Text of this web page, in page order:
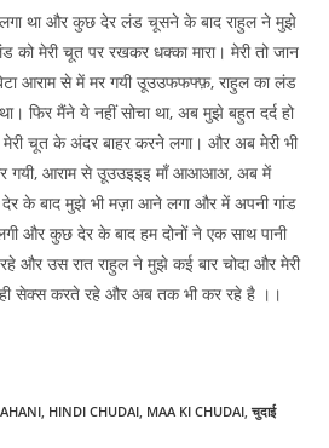
था और कुछ देर लंड चूसने के बाद राहुल ने मुझे
को मेरी चूत पर रखकर धक्का मारा। मेरी तो जान
आराम से में मर गयी उूउउफफफ्फ़, राहुल का लंड
फिर मैंने ये नहीं सोचा था, अब मुझे बहुत दर्द हो
चूत के अंदर बाहर करने लगा। और अब मेरी भी
गयी, आराम से उूउउइइइ माँ आआआअ, अब में
के बाद मुझे भी मज़ा आने लगा और में अपनी गांड
और कुछ देर के बाद हम दोनों ने एक साथ पानी
और उस रात राहुल ने मुझे कई बार चोदा और मेरी
ही सेक्स करते रहे और अब तक भी कर रहे है ।।
, HINDI CHUDAI, MAA KI CHUDAI, चुदाई